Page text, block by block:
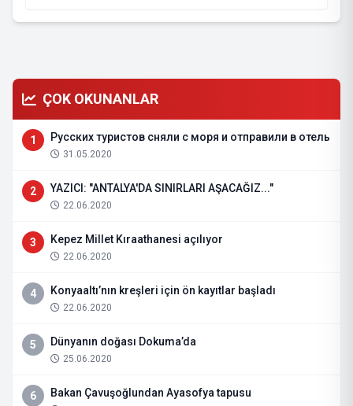
ÇOK OKUNANLAR
1 Русских туристов сняли с моря и отправили в отель
31.05.2020
2 YAZICI: "ANTALYA'DA SINIRLARI AŞACAĞIZ..."
22.06.2020
3 Kepez Millet Kıraathanesi açılıyor
22.06.2020
4 Konyaaltı’nın kreşleri için ön kayıtlar başladı
22.06.2020
5 Dünyanın doğası Dokuma’da
25.06.2020
6 Bakan Çavuşoğlundan Ayasofya tapusu